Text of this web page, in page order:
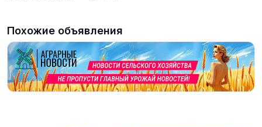
Похожие объявления